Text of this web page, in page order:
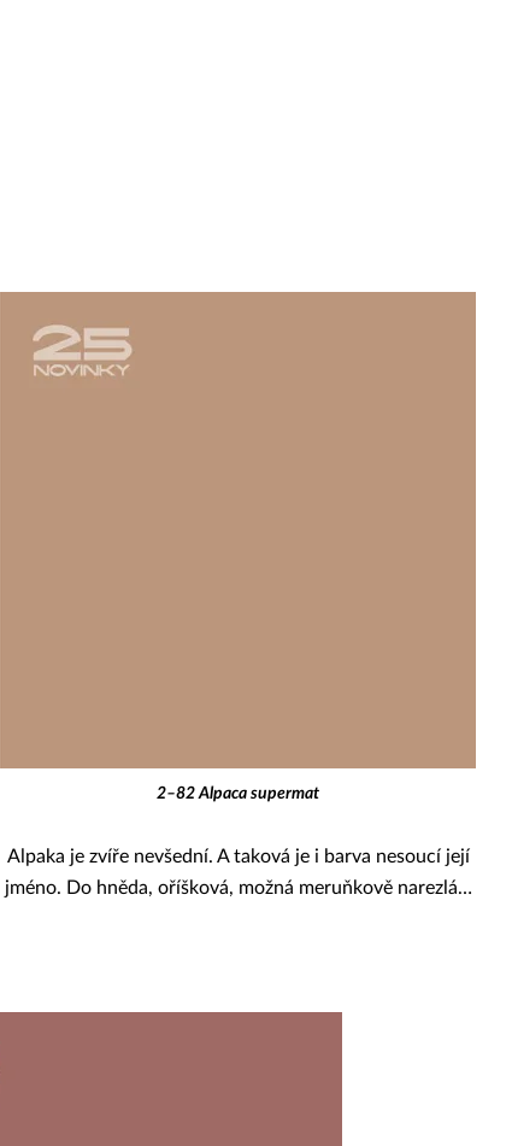
2–82 Alpaca supermat
Alpaka je zvíře nevšední. A taková je i barva nesoucí její
jméno. Do hněda, oříšková, možná meruňkově narezlá…